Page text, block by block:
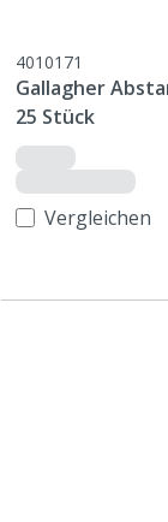
4010171
Gallagher
25 Stück
Vergleichen